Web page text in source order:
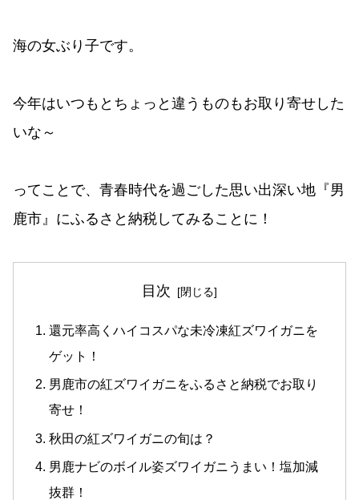
海の女ぶり子です。
今年はいつもとちょっと違うものもお取り寄せした
いな～
ってことで、青春時代を過ごした思い出深い地『男
鹿市』にふるさと納税してみることに！
目次
還元率高くハイコスパな未冷凍紅ズワイガニを
ゲット！
男鹿市の紅ズワイガニをふるさと納税でお取り
寄せ！
秋田の紅ズワイガニの旬は？
男鹿ナビのボイル姿ズワイガニうまい！塩加減
抜群！